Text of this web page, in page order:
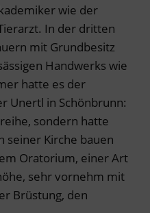
wie der
In der dritten
mit Grundbesitz
Handwerks wie
hatte es der
Unertl in Schönbrunn:
sondern hatte
seiner Kirche bauen
Oratorium, einer Art
sehr vornehm mit
Brüstung, den